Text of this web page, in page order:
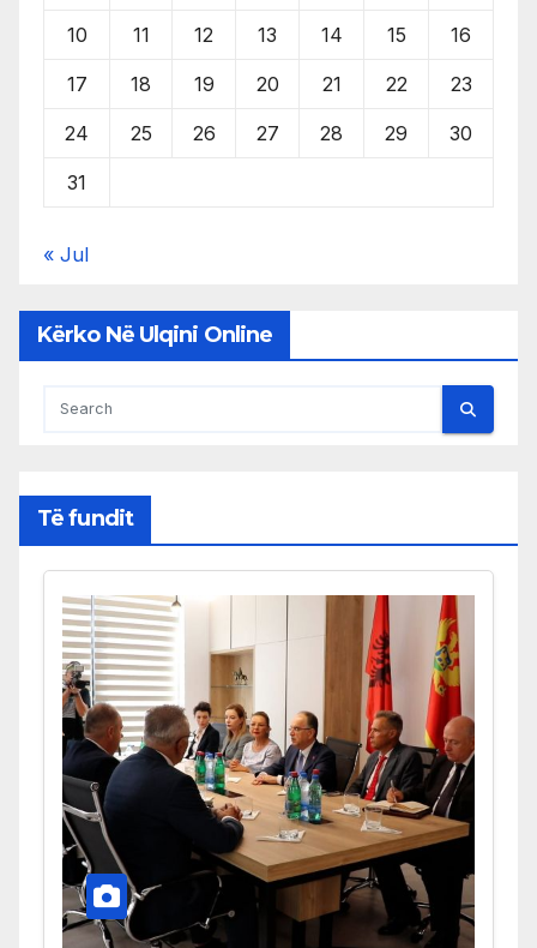
10 11 12 13 14 15 16
17 18 19 20 21 22 23
24 25 26 27 28 29 30
31
« Jul
Kërko Në Ulqini Online
Të fundit